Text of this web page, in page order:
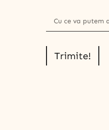
Trimite!